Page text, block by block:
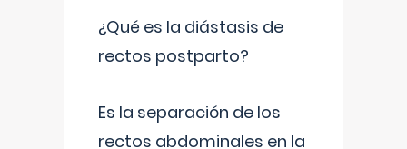
¿Qué es la diástasis de
rectos postparto?
Es la separación de los
rectos abdominales en la